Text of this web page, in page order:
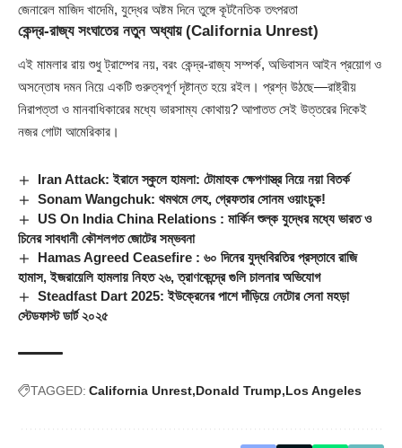
জেনারেল মাজিদ খাদেমি, যুদ্ধের অষ্টম দিনে তুঙ্গে কূটনৈতিক তৎপরতা
কেন্দ্র-রাজ্য সংঘাতের নতুন অধ্যায়(California Unrest)
এই মামলার রায় শুধু ট্রাম্পের নয়, বরং কেন্দ্র-রাজ্য সম্পর্ক, অভিবাসন আইন প্রয়োগ ও
অসন্তোষ দমন নিয়ে একটি গুরুত্বপূর্ণ দৃষ্টান্ত হয়ে রইল। প্রশ্ন উঠছে—রাষ্ট্রীয়
নিরাপত্তা ও মানবাধিকারের মধ্যে ভারসাম্য কোথায়? আপাতত সেই উত্তরের দিকেই
নজর গোটা আমেরিকার।
Iran Attack: ইরানে স্কুলে হামলা: টোমাহক ক্ষেপণাস্ত্র নিয়ে নয়া বিতর্ক
Sonam Wangchuk: থমথমে লেহ, গ্রেফতার সোনম ওয়াংচুক!
US On India China Relations : মার্কিন শুল্ক যুদ্ধের মধ্যে ভারত ও
চিনের সাবধানী কৌশলগত জোটের সম্ভবনা
Hamas Agreed Ceasefire : ৬০ দিনের যুদ্ধবিরতির প্রস্তাবে রাজি
হামাস, ইজরায়েলি হামলায় নিহত ২৬, ত্রাণকেন্দ্রে গুলি চালনার অভিযোগ
Steadfast Dart 2025: ইউক্রেনের পাশে দাঁড়িয়ে নেটোর সেনা মহড়া
স্টেডফাস্ট ডার্ট ২০২৫
TAGGED: California Unrest Donald Trump Los Angeles